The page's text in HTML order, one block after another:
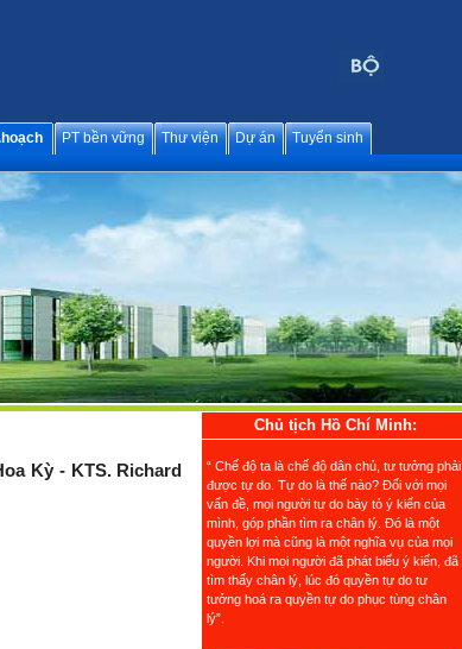
PT bền vững Thư viện Dự án Tuyển sinh
Kỳ - KTS. Richard
Chủ tịch Hồ Chí Minh:
“ Chế độ ta là chế độ dân chủ, tư tưởng phải
được tự do. Tự do là thế nào? Đối với mọi
vấn đề, mọi người tự do bày tỏ ý kiến của
mình, góp phần tìm ra chân lý. Đó là một
quyền lợi mà cũng là một nghĩa vụ của mọi
người. Khi mọi người đã phát biểu ý kiến, đã
tìm thấy chân lý, lúc đó quyền tự do tư
tưởng hoá ra quyền tự do phục tùng chân
lý”.